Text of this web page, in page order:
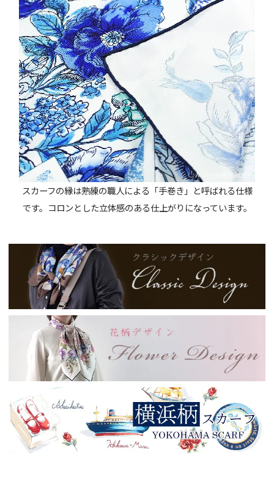
スカーフの縁は熟練の職人による「手巻き」と呼ばれる仕様
です。コロンとした立体感のある仕上がりになっています。